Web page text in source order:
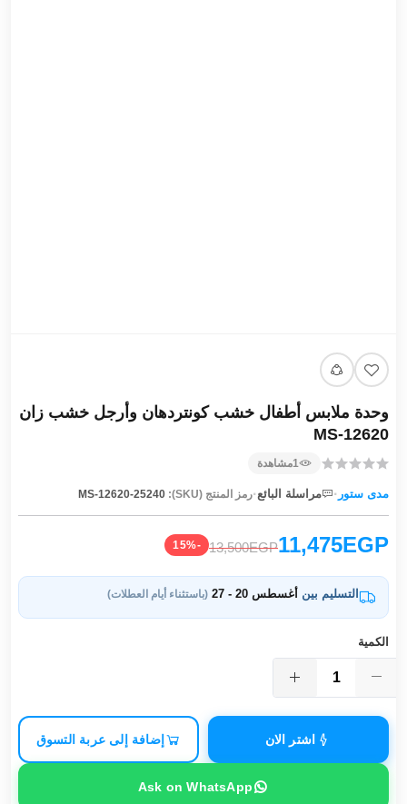
وحدة ملابس أطفال خشب كونتردهان وأرجل خشب زان
MS-12620
1مشاهدة
مدى ستور · مراسلة البائع·رمز المنتج (SKU): MS-12620-25240
11,475EGP
13,500EGP
-15%
التسليم بين أغسطس 20 - 27 (باستثناء أيام العطلات)
الكمية
اشتر الان إضافة إلى عربة التسوق
Ask on WhatsApp